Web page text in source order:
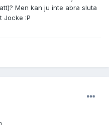
Men kan ju inte abra sluta
Jocke :P